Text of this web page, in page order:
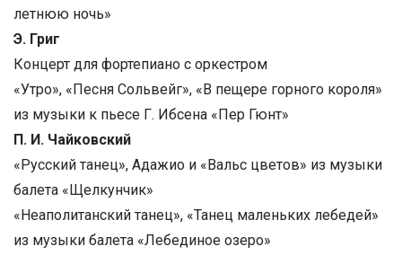
летнюю ночь»
Э. Григ
Концерт для фортепиано с оркестром
«Утро», «Песня Сольвейг», «В пещере горного короля»
из музыки к пьесе Г. Ибсена «Пер Гюнт»
П. И. Чайковский
«Русский танец», Адажио и «Вальс цветов» из музыки
балета «Щелкунчик»
«Неаполитанский танец», «Танец маленьких лебедей»
из музыки балета «Лебединое озеро»